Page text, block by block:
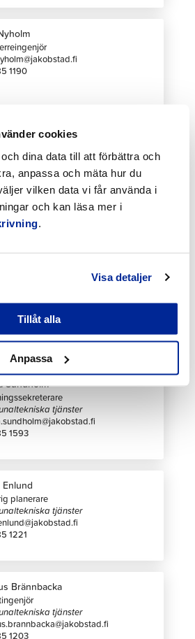
cookies
dina data till att förbättra och
anpassa och mäta hur du
vilken data vi får använda i
och kan läsa mer i
Visa detaljer
Tillåt alla
Anpassa
1190
Simons
1365
avdelning
Sundholm
tjänster
1593
planerare
tjänster
1221
Brännbacka
tjänster
1203